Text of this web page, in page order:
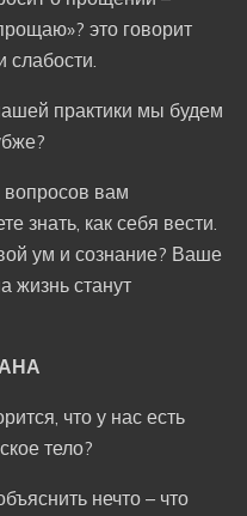
это говорит
слабости.
практики мы будем
вопросов вам
знать, как себя вести.
ум и сознание? Ваше
жизнь станут
что у нас есть
тело?
нечто – что